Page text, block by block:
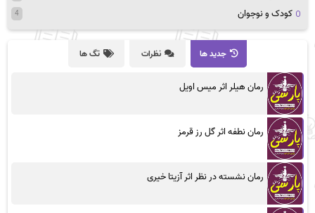
کودک و نوجوان 4
جدید ها نظرات تگ ها
رمان هیلر اثر میس اویل
رمان نطفه اثر گل رز قرمز
رمان نشسته در نظر اثر آزیتا خیری